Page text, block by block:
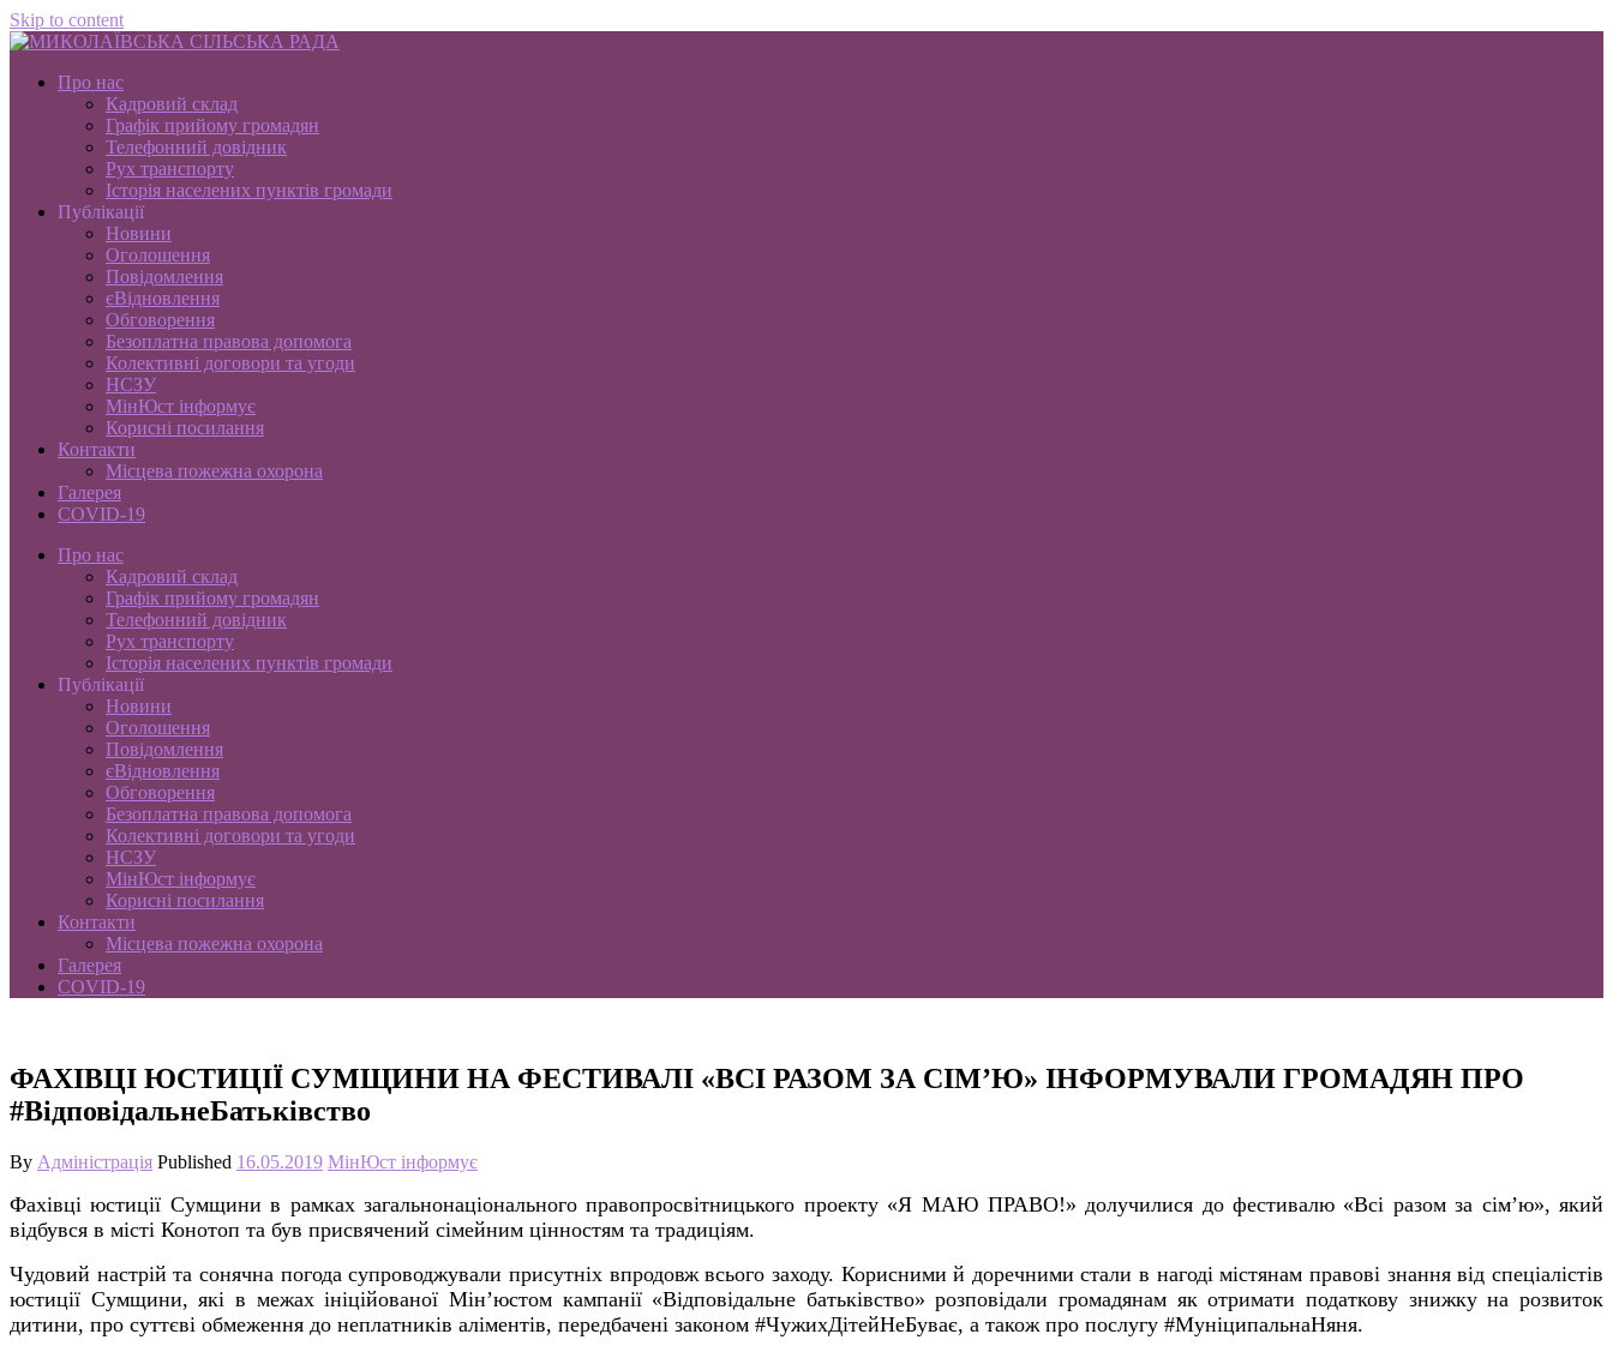
Skip to content
Про нас
Кадровий склад
Графік прийому громадян
Телефонний довідник
Рух транспорту
Історія населених пунктів громади
Публікації
Новини
Оголошення
Повідомлення
єВідновлення
Обговорення
Безоплатна правова допомога
Колективні договори та угоди
НСЗУ
МінЮст інформує
Корисні посилання
Контакти
Місцева пожежна охорона
Галерея
COVID-19
Про нас
Кадровий склад
Графік прийому громадян
Телефонний довідник
Рух транспорту
Історія населених пунктів громади
Публікації
Новини
Оголошення
Повідомлення
єВідновлення
Обговорення
Безоплатна правова допомога
Колективні договори та угоди
НСЗУ
МінЮст інформує
Корисні посилання
Контакти
Місцева пожежна охорона
Галерея
COVID-19
ФАХІВЦІ ЮСТИЦІЇ СУМЩИНИ НА ФЕСТИВАЛІ «ВСІ РАЗОМ ЗА СІМ’Ю» ІНФОРМУВАЛИ ГРОМАДЯН ПРО
#ВідповідальнеБатьківство
By Адміністрація Published 16.05.2019 МінЮст інформує
Фахівці юстиції Сумщини в рамках загальнонаціонального правопросвітницького проекту «Я МАЮ ПРАВО!» долучилися до фестивалю «Всі разом за сім’ю», який
відбувся в місті Конотоп та був присвячений сімейним цінностям та традиціям.
Чудовий настрій та сонячна погода супроводжували присутніх впродовж всього заходу. Корисними й доречними стали в нагоді містянам правові знання від спеціалістів
юстиції Сумщини, які в межах ініційованої Мін’юстом кампанії «Відповідальне батьківство» розповідали громадянам як отримати податкову знижку на розвиток
дитини, про суттєві обмеження до неплатників аліментів, передбачені законом #ЧужихДітейНеБуває, а також про послугу #МуніципальнаНяня.